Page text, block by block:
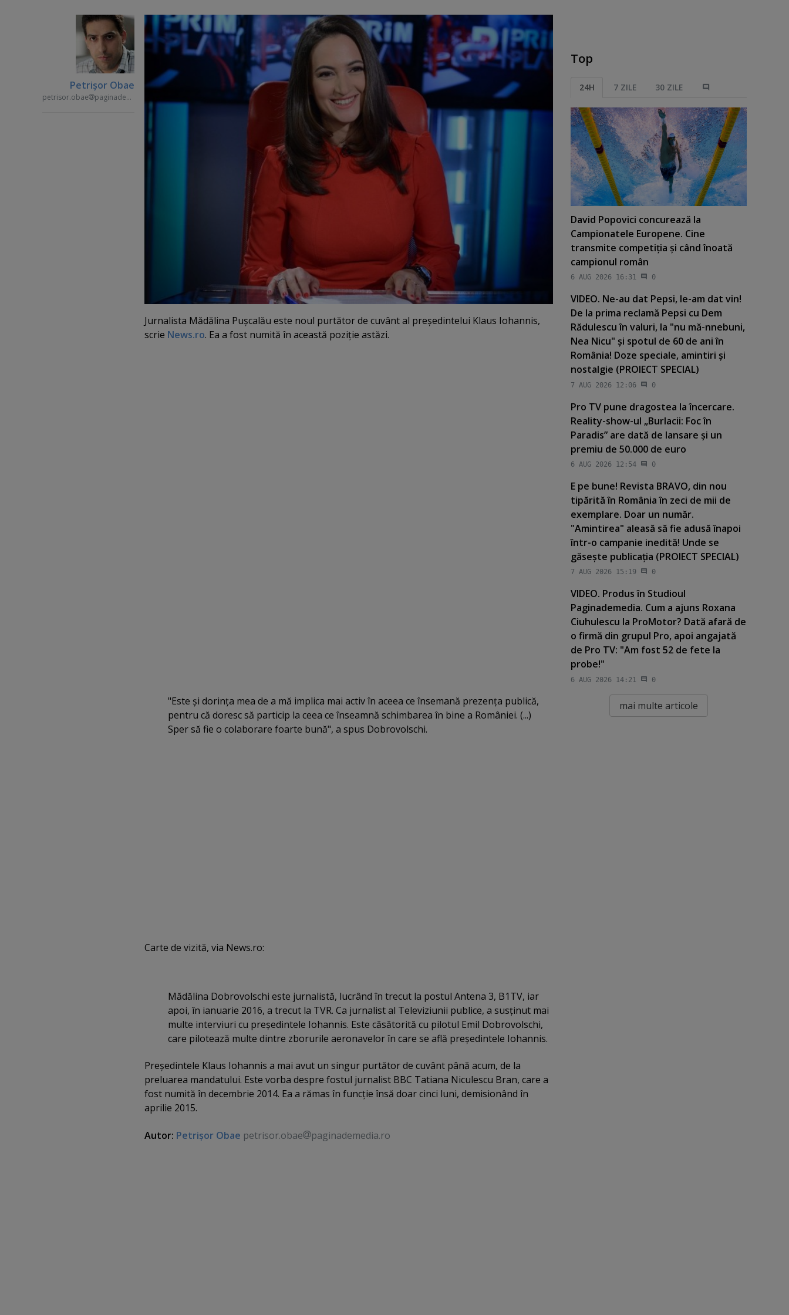
Petrişor Obae
petrisor.obae paginademedia.ro
Jurnalista Mădălina Puşcalău este noul purtător de cuvânt al preşedintelui Klaus Iohannis,
scrie News.ro. Ea a fost numită în această poziţie astăzi.
"Este şi dorinţa mea de a mă implica mai activ în aceea ce însemană prezenţa publică,
pentru că doresc să particip la ceea ce înseamnă schimbarea în bine a României. (...)
Sper să fie o colaborare foarte bună", a spus Dobrovolschi.
Carte de vizită, via News.ro:
Mădălina Dobrovolschi este jurnalistă, lucrând în trecut la postul Antena 3, B1TV, iar
apoi, în ianuarie 2016, a trecut la TVR. Ca jurnalist al Televiziunii publice, a susţinut mai
multe interviuri cu preşedintele Iohannis. Este căsătorită cu pilotul Emil Dobrovolschi,
care pilotează multe dintre zborurile aeronavelor în care se află preşedintele Iohannis.
Preşedintele Klaus Iohannis a mai avut un singur purtător de cuvânt până acum, de la
preluarea mandatului. Este vorba despre fostul jurnalist BBC Tatiana Niculescu Bran, care a
fost numită în decembrie 2014. Ea a rămas în funcţie însă doar cinci luni, demisionând în
aprilie 2015.
Autor: Petrişor Obae petrisor.obae paginademedia.ro
Top
24H 7 ZILE 30 ZILE
David Popovici concurează la
Campionatele Europene. Cine
transmite competiţia şi când înoată
campionul român
6 AUG 2026 16:31 0
VIDEO. Ne-au dat Pepsi, le-am dat vin!
De la prima reclamă Pepsi cu Dem
Rădulescu în valuri, la "nu mă-nnebuni,
Nea Nicu" şi spotul de 60 de ani în
România! Doze speciale, amintiri şi
nostalgie (PROIECT SPECIAL)
7 AUG 2026 12:06 0
Pro TV pune dragostea la încercare.
Reality-show-ul „Burlacii: Foc în
Paradis” are dată de lansare şi un
premiu de 50.000 de euro
6 AUG 2026 12:54 0
E pe bune! Revista BRAVO, din nou
tipărită în România în zeci de mii de
exemplare. Doar un număr.
"Amintirea" aleasă să fie adusă înapoi
într-o campanie inedită! Unde se
găseşte publicaţia (PROIECT SPECIAL)
7 AUG 2026 15:19 0
VIDEO. Produs în Studioul
Paginademedia. Cum a ajuns Roxana
Ciuhulescu la ProMotor? Dată afară de
o firmă din grupul Pro, apoi angajată
de Pro TV: "Am fost 52 de fete la
probe!"
6 AUG 2026 14:21 0
mai multe articole